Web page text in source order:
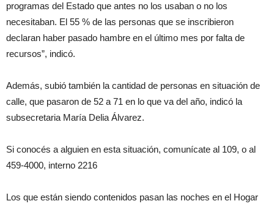
programas del Estado que antes no los usaban o no los
necesitaban. El 55 % de las personas que se inscribieron
declaran haber pasado hambre en el último mes por falta de
recursos”, indicó.
Además, subió también la cantidad de personas en situación de
calle, que pasaron de 52 a 71 en lo que va del año, indicó la
subsecretaria María Delia Álvarez.
Si conocés a alguien en esta situación, comunícate al 109, o al
459-4000, interno 2216
Los que están siendo contenidos pasan las noches en el Hogar